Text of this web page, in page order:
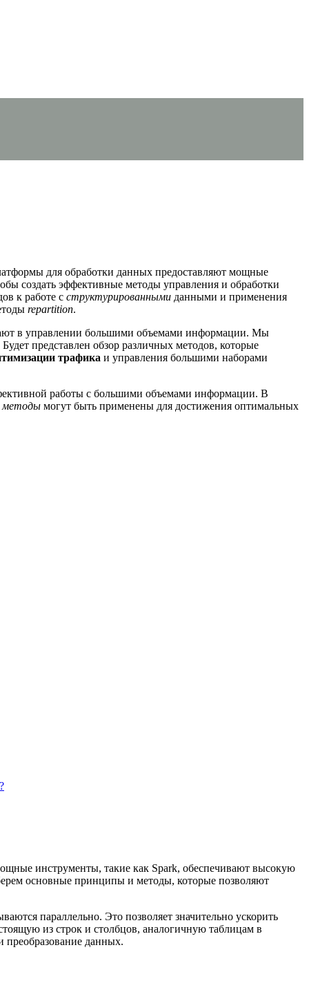
для обработки данных предоставляют мощные
создать эффективные методы управления и обработки
к работе с структурированными данными и применения
repartition.
в управлении большими объемами информации. Мы
представлен обзор различных методов, которые
трафика и управления большими наборами
работы с большими объемами информации. В
методы могут быть применены для достижения оптимальных
инструменты, такие как Spark, обеспечивают высокую
основные принципы и методы, которые позволяют
параллельно. Это позволяет значительно ускорить
из строк и столбцов, аналогичную таблицам в
преобразование данных.